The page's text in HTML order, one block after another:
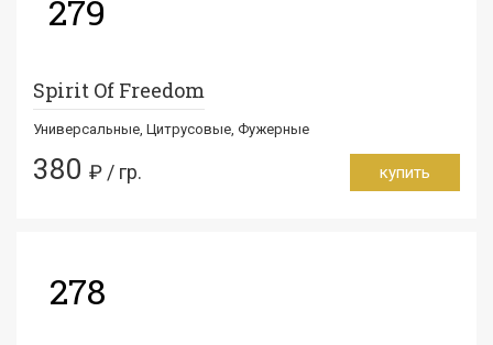
279
Spirit Of Freedom
Универсальные, Цитрусовые, Фужерные
380 ₽ / гр. купить
278